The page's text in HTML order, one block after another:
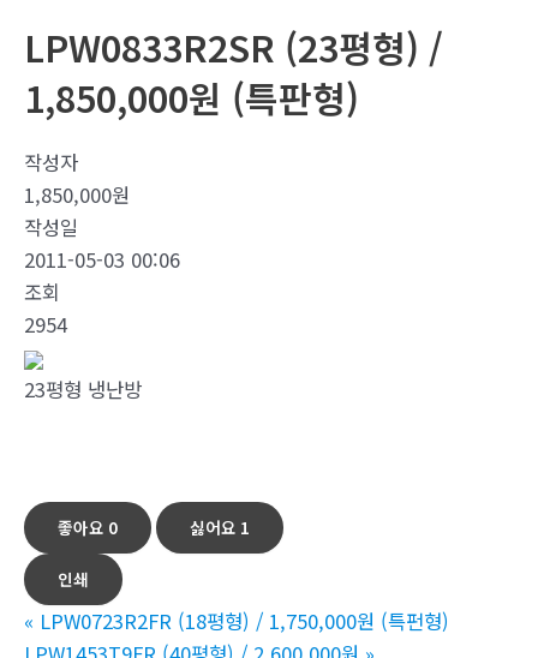
LPW0833R2SR (23평형) /
1,850,000원 (특판형)
작성자
1,850,000원
작성일
2011-05-03 00:06
조회
2954
23평형 냉난방
좋아요 0 싫어요 1
인쇄
« LPW0723R2FR (18평형) / 1,750,000원 (특펀형)